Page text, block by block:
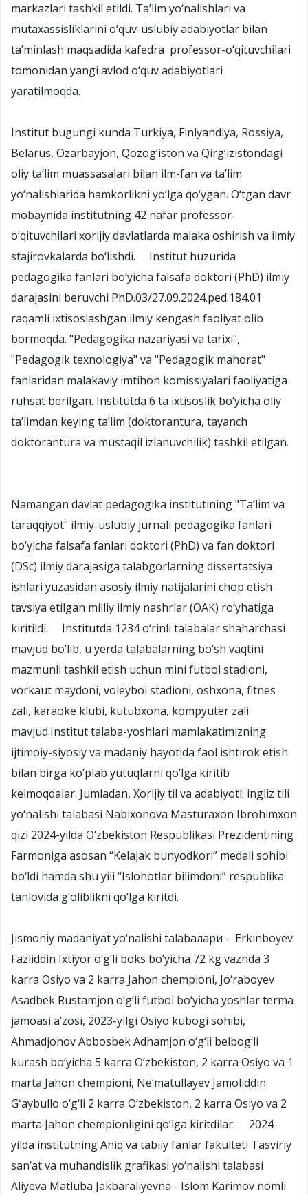
markazlari tashkil etildi. Ta’lim yo‘nalishlari va
mutaxassisliklarini o‘quv-uslubiy adabiyotlar bilan
ta’minlash maqsadida kafedra professor-o‘qituvchilari
tomonidan yangi avlod o‘quv adabiyotlari
yaratilmoqda.
Institut bugungi kunda Turkiya, Finlyandiya, Rossiya,
Belarus, Ozarbayjon, Qozog‘iston va Qirg‘izistondagi
oliy ta’lim muassasalari bilan ilm-fan va ta’lim
yo‘nalishlarida hamkorlikni yo‘lga qo‘ygan. O‘tgan davr
mobaynida institutning 42 nafar professor-
o‘qituvchilari xorijiy davlatlarda malaka oshirish va ilmiy
stajirovkalarda bo‘lishdi. Institut huzurida
pedagogika fanlari bo‘yicha falsafa doktori (PhD) ilmiy
darajasini beruvchi PhD.03/27.09.2024.ped.184.01
raqamli ixtisoslashgan ilmiy kengash faoliyat olib
bormoqda. "Pedagogika nazariyasi va tarixi",
"Pedagogik texnologiya" va "Pedagogik mahorat"
fanlaridan malakaviy imtihon komissiyalari faoliyatiga
ruhsat berilgan. Institutda 6 ta ixtisoslik bo‘yicha oliy
ta’limdan keying ta’lim (doktorantura, tayanch
doktorantura va mustaqil izlanuvchilik) tashkil etilgan.
Namangan davlat pedagogika institutining "Ta’lim va
taraqqiyot" ilmiy-uslubiy jurnali pedagogika fanlari
bo‘yicha falsafa fanlari doktori (PhD) va fan doktori
(DSc) ilmiy darajasiga talabgorlarning dissertatsiya
ishlari yuzasidan asosiy ilmiy natijalarini chop etish
tavsiya etilgan milliy ilmiy nashrlar (OAK) ro‘yhatiga
kiritildi. Institutda 1234 o‘rinli talabalar shaharchasi
mavjud bo‘lib, u yerda talabalarning bo‘sh vaqtini
mazmunli tashkil etish uchun mini futbol stadioni,
vorkaut maydoni, voleybol stadioni, oshxona, fitnes
zali, karaoke klubi, kutubxona, kompyuter zali
mavjud.Institut talaba-yoshlari mamlakatimizning
ijtimoiy-siyosiy va madaniy hayotida faol ishtirok etish
bilan birga ko‘plab yutuqlarni qo‘lga kiritib
kelmoqdalar. Jumladan, Xorijiy til va adabiyoti: ingliz tili
yo‘nalishi talabasi Nabixonova Masturaxon Ibrohimxon
qizi 2024-yilda O‘zbekiston Respublikasi Prezidentining
Farmoniga asosan “Kelajak bunyodkori” medali sohibi
bo‘ldi hamda shu yili “Islohotlar bilimdoni” respublika
tanlovida g‘oliblikni qo‘lga kiritdi.
Jismoniy madaniyat yo‘nalishi talabaлари - Erkinboyev
Fazliddin Ixtiyor o‘g‘li boks bo‘yicha 72 kg vaznda 3
karra Osiyo va 2 karra Jahon chempioni, Jo‘raboyev
Asadbek Rustamjon o‘g‘li futbol bo‘yicha yoshlar terma
jamoasi a’zosi, 2023-yilgi Osiyo kubogi sohibi,
Ahmadjonov Abbosbek Adhamjon o‘g‘li belbog‘li
kurash bo‘yicha 5 karra O‘zbekiston, 2 karra Osiyo va 1
marta Jahon chempioni, Ne’matullayev Jamoliddin
Gʻaybullo o‘g‘li 2 karra O‘zbekiston, 2 karra Osiyo va 2
marta Jahon chempionligini qo‘lga kiritdilar. 2024-
yilda institutning Aniq va tabiiy fanlar fakulteti Tasviriy
san’at va muhandislik grafikasi yo‘nalishi talabasi
Aliyeva Matluba Jakbaraliyevna - Islom Karimov nomli